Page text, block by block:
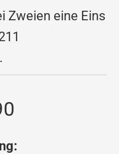
Zweien eine Eins